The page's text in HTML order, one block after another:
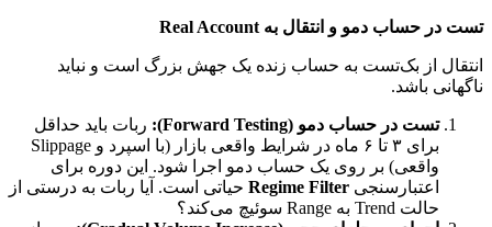
تست در حساب دمو و انتقال به Real Account
انتقال از بک‌تست به حساب زنده یک جهش بزرگ است و نباید
ناگهانی باشد.
تست در حساب دمو (Forward Testing):
ربات باید حداقل
برای ۳ تا ۶ ماه در شرایط واقعی بازار (با اسپرد و Slippage
واقعی) بر روی یک حساب دمو اجرا شود. این دوره برای
اعتبارسنجی Regime Filter حیاتی است. آیا ربات به درستی از
حالت Trend به Range سوئیچ می‌کند؟